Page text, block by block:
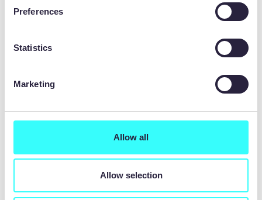
Preferences
Statistics
Marketing
Allow all
Allow selection
kann eine Genauigkeit von ±0,020 mm einhalten
und je nach Materialstärke bis zu 0,1 mm kleine
QUALITÄT DES SCHNITTS
Bearbeitungstechnik, die für ihre Präzision und
Genauigkeit bekannt ist. Im Gegensatz zum